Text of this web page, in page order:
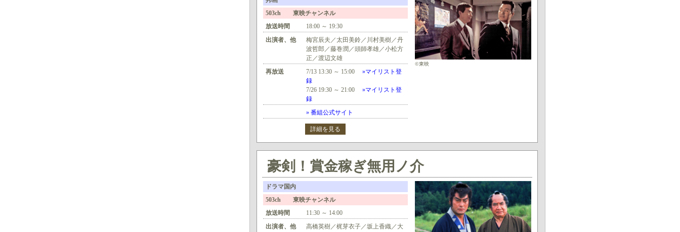
503ch 東映チャンネル
放送時間
18:00 ～ 19:30
出演者、他
梅宮辰夫／太田美鈴／川村美樹／丹
波哲郎／藤巻潤／頭師孝雄／小松方
正／渡辺文雄
再放送
7/13 13:30 ～ 15:00
»マイリスト登
録
7/26 19:30 ～ 21:00
»マイリスト登
録
» 番組公式サイト
詳細を見る
©東映
豪剣！賞金稼ぎ無用ノ介
ドラマ国内
503ch 東映チャンネル
放送時間
11:30 ～ 14:00
出演者、他
高橋英樹／梶芽衣子／坂上香織／大